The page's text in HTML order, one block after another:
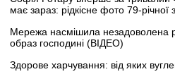
має зараз: рідкісне фото 79-річної
Мережа насмішила незадоволена
образ господині (ВІДЕО)
Здорове харчування: від яких